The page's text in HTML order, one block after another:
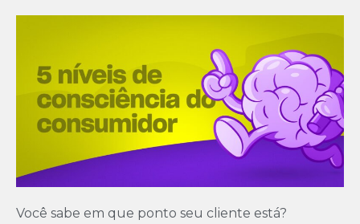
Você sabe em que ponto seu cliente está?